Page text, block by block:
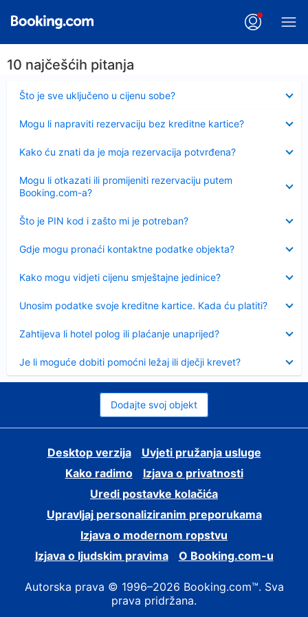
10 najčešćih pitanja
Što je sve uključeno u cijenu sobe?
Sažeto
Mogu li napraviti rezervaciju bez kreditne kartice?
Kako ću znati da je moja rezervacija potvrđena?
Mogu li otkazati ili promijeniti rezervaciju putem
Booking.com-a?
Što je PIN kod i zašto mi je potreban?
Sažeto
Gdje mogu pronaći kontaktne podatke objekta?
Kako mogu vidjeti cijenu smještajne jedinice?
Unosim podatke svoje kreditne kartice. Kada ću platiti?
Zahtijeva li hotel polog ili plaćanje unaprijed?
Je li moguće dobiti pomoćni ležaj ili dječji krevet?
Dodajte svoj objekt
Desktop verzija
Uvjeti pružanja usluge
Kako radimo
Izjava o privatnosti
Uredi postavke kolačića
Upravljaj personaliziranim preporukama
Izjava o modernom ropstvu
Izjava o ljudskim pravima
O Booking.com-u
Autorska prava © 1996–2026 Booking.com™. Sva
prava pridržana.